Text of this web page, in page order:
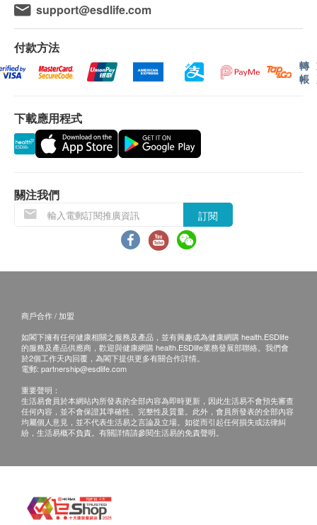
離島及偏遠地區不設上門送貨，只限於順豐智能櫃
取件。
我們將於確定訂單後1-3個工作天內安排發貨。
不排除運送時間會因節日而有所影響。當八號烈風
訊號懸掛或黑色暴雨警告生效時，送貨服務時間將
所有訂單須視乎相關貨品的供應情況再作最後確
認。倘若健康網購health.ESDlife未能提供任何訂
單上的貨品，健康網購health.ESDlife有權拒絕接
客再作安排。
當顧客收取已訂購之貨品時，有責任檢查貨品是否
如有其他損壞或遺漏查詢，顧客必須保留有效收據
正本，並於送貨後3個工作天內按下列方式聯絡
Pet Elite 客戶服務部跟進。
電郵: info@harmonygp.com
support@esdlife.com
付款方法
轉
帳
下載應用程式
關注我們
訂閱
商戶合作 / 加盟
如閣下擁有任何健康相關之服務及產品，並有興趣成為健康網購 health.ESDlife
的服務及產品供應商，歡迎與健康網購 health.ESDlife業務發展部聯絡。我們會
於2個工作天內回覆，為閣下提供更多有關合作詳情。
電郵: partnership@esdlife.com
重要聲明：
生活易會員於本網站內所發表的全部內容為即時更新，因此生活易不會預先審查
任何內容，並不會保證其準確性、完整性及質量。此外，會員所發表的全部內容
均屬個人意見，並不代表生活易之言論及立場。如從而引起任何損失或法律糾
紛，生活易概不負責。有關詳情請參閱生活易的免責聲明。